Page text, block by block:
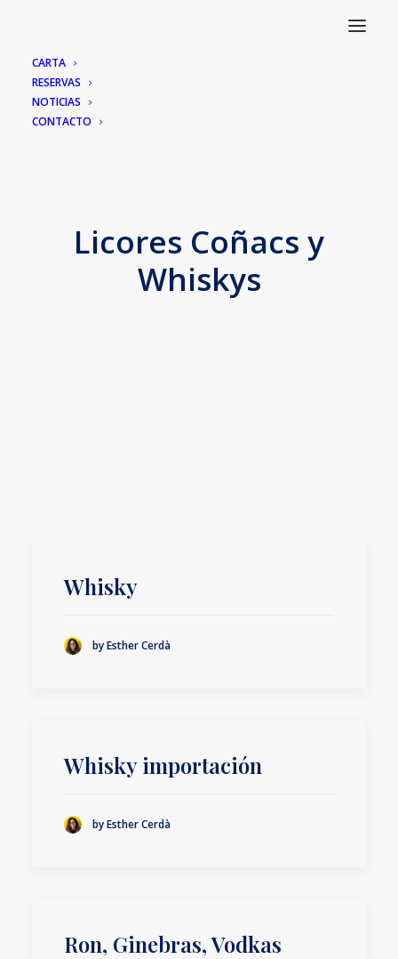
CARTA
RESERVAS
NOTICIAS
CONTACTO
Licores Coñacs y
Whiskys
Whisky
by Esther Cerdà
Whisky importación
by Esther Cerdà
Ron, Ginebras, Vodkas